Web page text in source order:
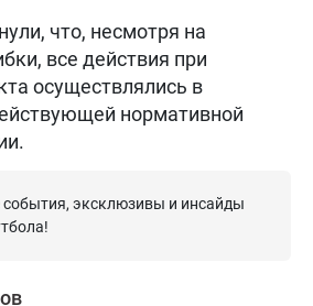
что, несмотря на
все действия при
осуществлялись в
нормативной
эксклюзивы и инсайды